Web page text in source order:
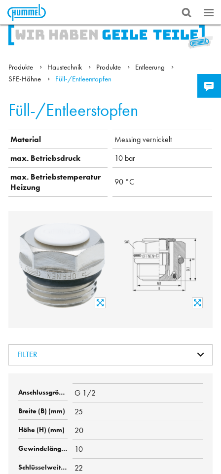
Produkte Haustechnik Produkte
Entleerung
SFE-Hähne
Füll-/Entleerstopfen
Füll-/Entleerstopfen
Material
Messing vernickelt
max. Betriebsdruck
10 bar
max. Betriebstemperatur
Heizung
90 °C
FILTER
G 1/2
25
20
10
22